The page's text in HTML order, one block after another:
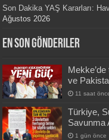
Son Dakika YAŞ Kararları:
Ağustos 2026
En Son Gönderiler
ve
11 saat
Türkiye,
Savunma
1 gün önce